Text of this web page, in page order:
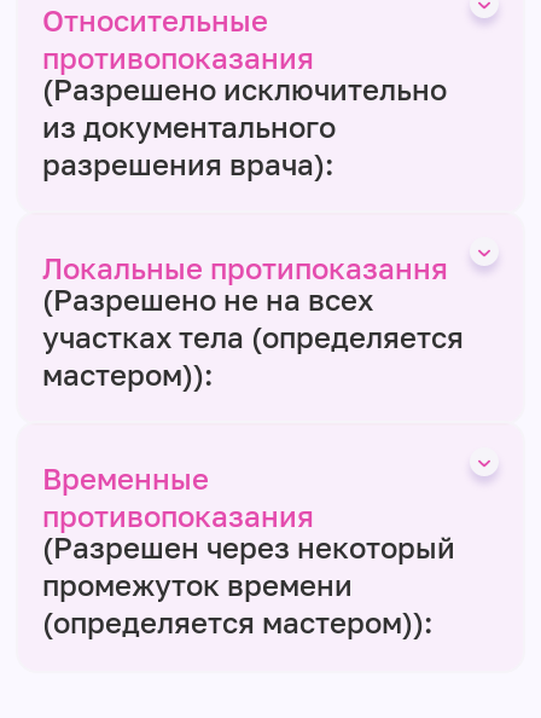
Относительные
противопоказания
(Разрешено исключительно
из документального
разрешения врача):
Локальные протипоказання
(Разрешено не на всех
участках тела (определяется
мастером)):
Временные
противопоказания
(Разрешен через некоторый
промежуток времени
(определяется мастером)):